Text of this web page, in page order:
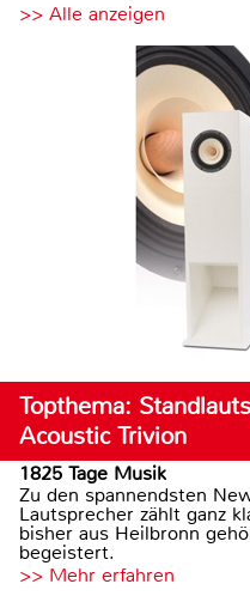
>> Alle anzeigen
Topthema:
Acoustic Trivion
1825 Tage Musik
Zu den spannendsten
Lautsprecher zählt ganz
bisher aus Heilbronn
begeistert.
>> Mehr erfahren